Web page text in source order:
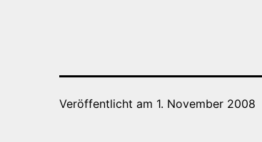
Veröffentlicht am 1. November 2008